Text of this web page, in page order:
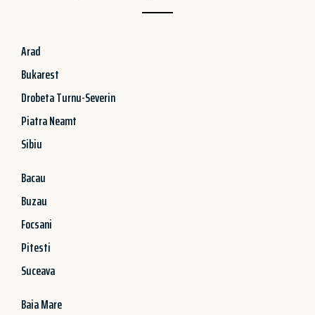
Arad
Bukarest
Drobeta Turnu-Severin
Piatra Neamt
Sibiu
Bacau
Buzau
Focsani
Pitesti
Suceava
Baia Mare